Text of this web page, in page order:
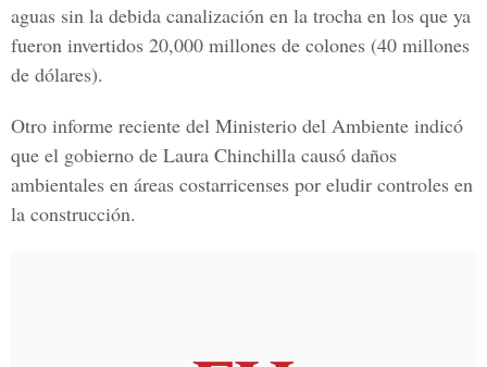
aguas sin la debida canalización en la trocha en los que ya
fueron invertidos 20,000 millones de colones (40 millones
de dólares).
Otro informe reciente del Ministerio del Ambiente indicó
que el gobierno de Laura Chinchilla causó daños
ambientales en áreas costarricenses por eludir controles en
la construcción.